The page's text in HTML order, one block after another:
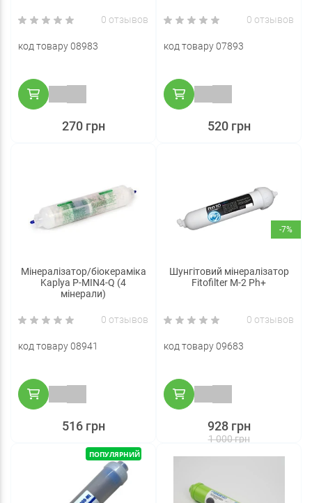
0 отзывов
код товару 08983
270 грн
0 отзывов
код товару 07893
520 грн
Мінералізатор/біокераміка
Kaplya P-MIN4-Q (4
мінерали)
0 отзывов
код товару 08941
516 грн
-7%
Шунгітовий мінералізатор
Fitofilter M-2 Рh+
0 отзывов
код товару 09683
1 000 грн
928 грн
ПОПУЛЯРНИЙ